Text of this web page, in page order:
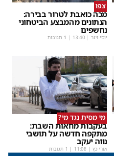
צפו
מכה כואבת לטרור בבירה:
הנתונים מהמבצע הביטחוני
נחשפים
יוסי וינר |
13:40 | 1 תגובות
מי מסית נגד מי?
בעקבות מחאות השבת:
מתקפה חדשה על תושבי
נווה יעקב
אורי כץ |
11:08 | 1 תגובות